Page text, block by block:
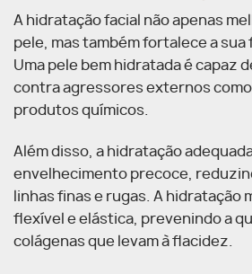
A hidratação facial não apenas
pele, mas também fortalece a sua
Uma pele bem hidratada é capaz
contra agressores externos
produtos químicos.
Além disso, a hidratação
envelhecimento precoce,
linhas finas e rugas. A hidratação
flexível e elástica, prevenindo a
colágenas que levam à flacidez.